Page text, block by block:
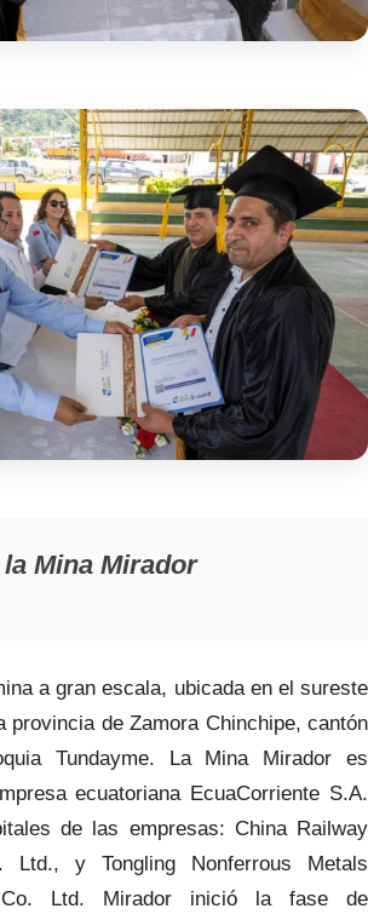
Mina Mirador
a gran escala, ubicada en el sureste
provincia de Zamora Chinchipe, cantón
Tundayme. La Mina Mirador es
ecuatoriana EcuaCorriente S.A.
de las empresas: China Railway
Ltd., y Tongling Nonferrous Metals
Co. Ltd. Mirador inició la fase de